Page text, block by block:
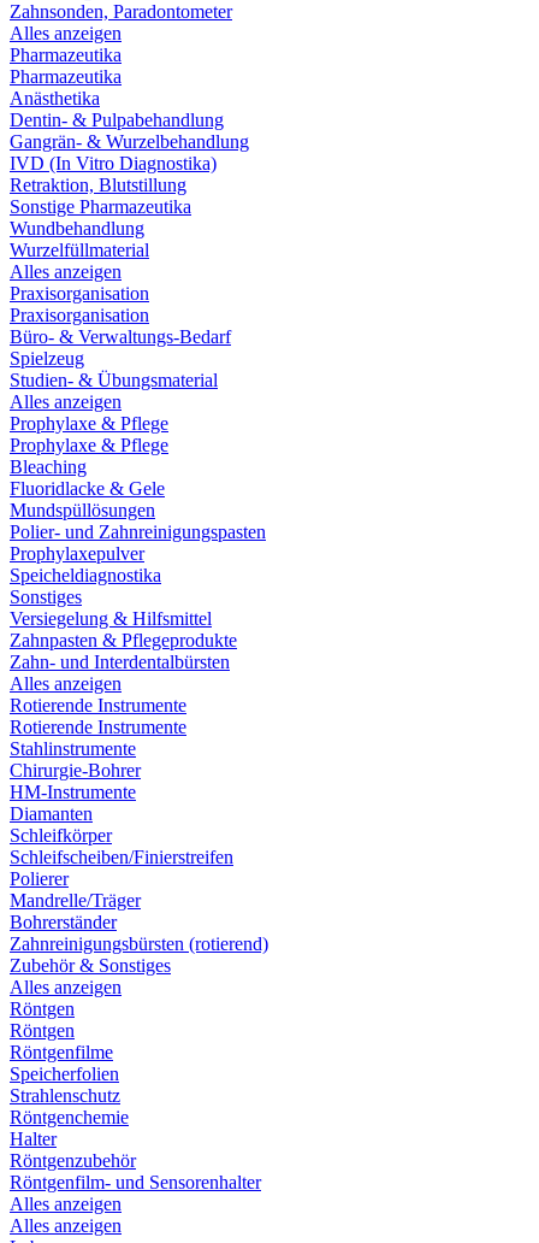
Zahnsonden, Paradontometer
Alles anzeigen
Pharmazeutika
Pharmazeutika
Anästhetika
Dentin- & Pulpabehandlung
Gangrän- & Wurzelbehandlung
IVD (In Vitro Diagnostika)
Retraktion, Blutstillung
Sonstige Pharmazeutika
Wundbehandlung
Wurzelfüllmaterial
Alles anzeigen
Praxisorganisation
Praxisorganisation
Büro- & Verwaltungs-Bedarf
Spielzeug
Studien- & Übungsmaterial
Alles anzeigen
Prophylaxe & Pflege
Prophylaxe & Pflege
Bleaching
Fluoridlacke & Gele
Mundspüllösungen
Polier- und Zahnreinigungspasten
Prophylaxepulver
Speicheldiagnostika
Sonstiges
Versiegelung & Hilfsmittel
Zahnpasten & Pflegeprodukte
Zahn- und Interdentalbürsten
Alles anzeigen
Rotierende Instrumente
Rotierende Instrumente
Stahlinstrumente
Chirurgie-Bohrer
HM-Instrumente
Diamanten
Schleifkörper
Schleifscheiben/Finierstreifen
Polierer
Mandrelle/Träger
Bohrerständer
Zahnreinigungsbürsten (rotierend)
Zubehör & Sonstiges
Alles anzeigen
Röntgen
Röntgen
Röntgenfilme
Speicherfolien
Strahlenschutz
Röntgenchemie
Halter
Röntgenzubehör
Röntgenfilm- und Sensorenhalter
Alles anzeigen
Alles anzeigen